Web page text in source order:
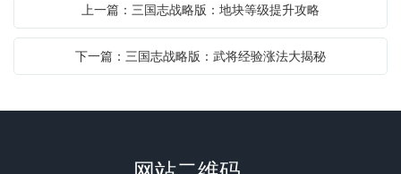
上一篇：三国志战略版：地块等级提升攻略
下一篇：三国志战略版：武将经验涨法大揭秘